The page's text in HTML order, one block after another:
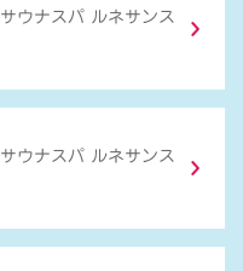
サウナスパ ルネサンス
サウナスパ ルネサンス